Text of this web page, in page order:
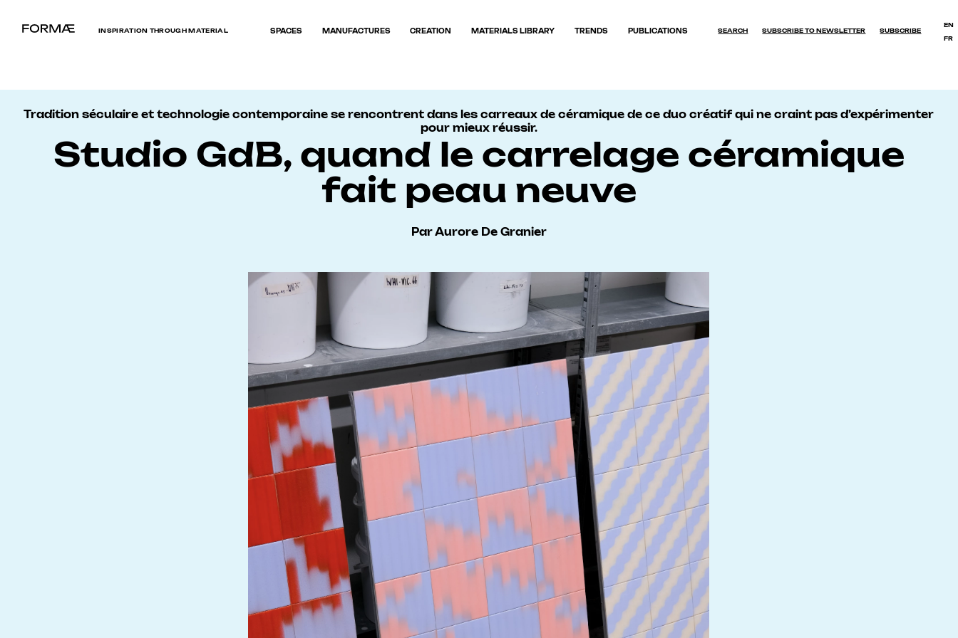
INSPIRATION THROUGH MATERIAL SPACES MANUFACTURES CREATION MATERIALS LIBRARY TRENDS PUBLICATIONS SEARCH SUBSCRIBE TO NEWSLETTER SUBSCRIBE
EN
FR
Tradition séculaire et technologie contemporaine se rencontrent dans les carreaux de céramique de ce duo créatif qui ne craint pas d’expérimenter
pour mieux réussir.
Studio GdB, quand le carrelage céramique
fait peau neuve
Par Aurore De Granier